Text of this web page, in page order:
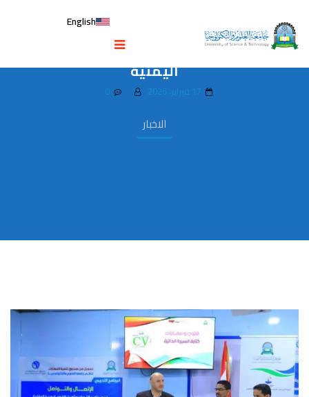
English
الاخبار
جامعة العلوم تختتم برنامجي مهارات
الاتصال والسلامة المهنية لتأهيل العمالة
اليمنية
0